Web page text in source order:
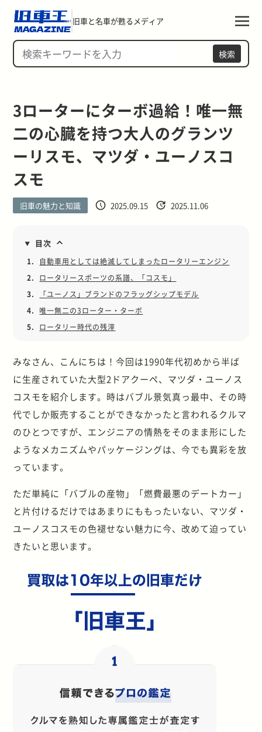
旧車と名車が甦るメディア
検索
3ローターにターボ過給！唯一無
二の心臓を持つ大人のグランツ
ーリスモ、マツダ・ユーノスコ
スモ
旧車の魅力と知識 2025.09.15 2025.11.06
目次
1.
自動車用としては絶滅してしまったロータリーエンジン
2.
ロータリースポーツの系譜、「コスモ」
3.
「ユーノス」ブランドのフラッグシップモデル
4.
唯一無二の3ローター・ターボ
5.
ロータリー時代の残滓
みなさん、こんにちは！今回は1990年代初めから半ば
に生産されていた大型2ドアクーペ、マツダ・ユーノス
コスモを紹介します。時はバブル景気真っ最中、その時
代でしか販売することができなかったと言われるクルマ
のひとつですが、エンジニアの情熱をそのまま形にした
ようなメカニズムやパッケージングは、今でも異彩を放
っています。
ただ単純に「バブルの産物」「燃費最悪のデートカー」
と片付けるだけではあまりにももったいない、マツダ・
ユーノスコスモの色褪せない魅力に今、改めて迫ってい
きたいと思います。